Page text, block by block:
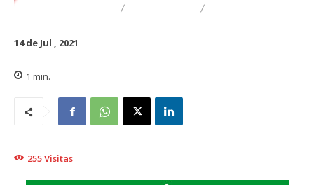
14 de Jul , 2021
1 min.
255Visitas